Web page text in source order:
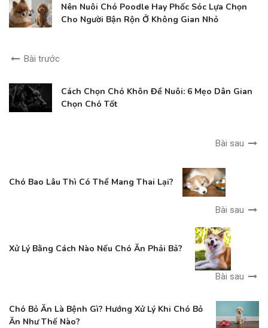
Nên Nuôi Chó Poodle Hay Phốc Sóc Lựa Chọn
Cho Người Bận Rộn Ở Không Gian Nhỏ
Bài trước
Cách Chọn Chó Khôn Để Nuôi: 6 Mẹo Dân Gian
Chọn Chó Tốt
Bài sau
Chó Bao Lâu Thì Có Thể Mang Thai Lại?
Bài sau
Xử Lý Bằng Cách Nào Nếu Chó Ăn Phải Bả?
Bài sau
Chó Bỏ Ăn Là Bệnh Gì? Hướng Xử Lý Khi Chó Bỏ
Ăn Như Thế Nào?